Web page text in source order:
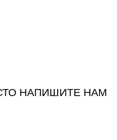
НАПИШИТЕ НАМ